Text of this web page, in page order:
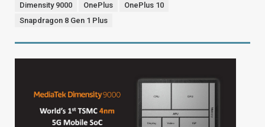
Dimensity 9000 OnePlus
OnePlus 10
Snapdragon 8 Gen 1 Plus